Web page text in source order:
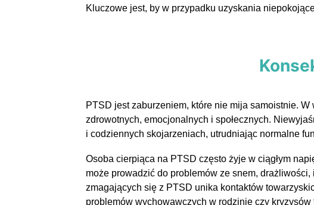
Kluczowe jest, by w przypadku uzyskania
PTSD jest zaburzeniem, które nie mija samoistnie.
zdrowotnych, emocjonalnych i społecznych.
i codziennych skojarzeniach, utrudniając normalne
Osoba cierpiąca na PTSD często żyje w ciągłym
może prowadzić do problemów ze snem,
zmagających się z PTSD unika kontaktów
problemów wychowawczych w rodzinie czy kryzysów